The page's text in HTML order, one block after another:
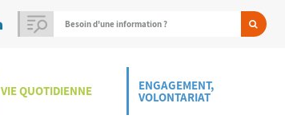
VIE QUOTIDIENNE ENGAGEMENT,
VOLONTARIAT